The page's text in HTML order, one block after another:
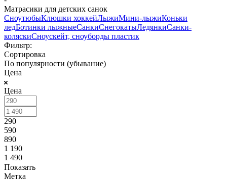
Матрасики для детских санок
СноутюбыКлюшки хоккейЛыжиМини-лыжиКоньки
ледБотинки лыжныеСанкиСнегокатыЛедянкиСанки-
коляскиСноускейт, сноуборды пластик
Фильтр:
Сортировка
По популярности (убывание)
Цена
Цена
290
590
890
1 190
1 490
Показать
Метка